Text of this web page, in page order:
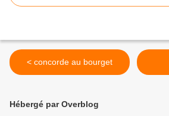
< concorde au bourget
Hébergé par Overblog